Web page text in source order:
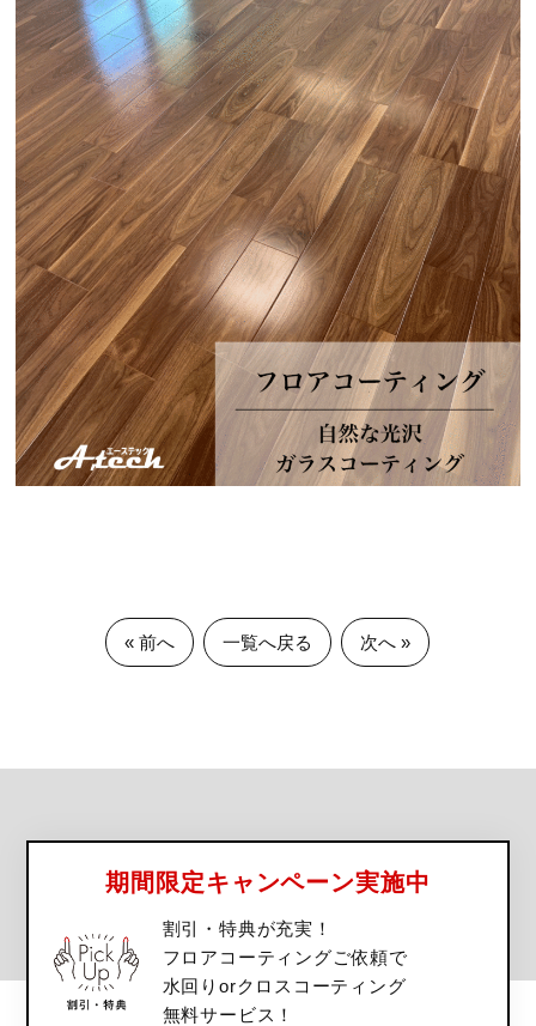
« 前へ 一覧へ戻る 次へ »
期間限定キャンペーン実施中
割引・特典が充実！
フロアコーティングご依頼で
水回りorクロスコーティング
無料サービス！